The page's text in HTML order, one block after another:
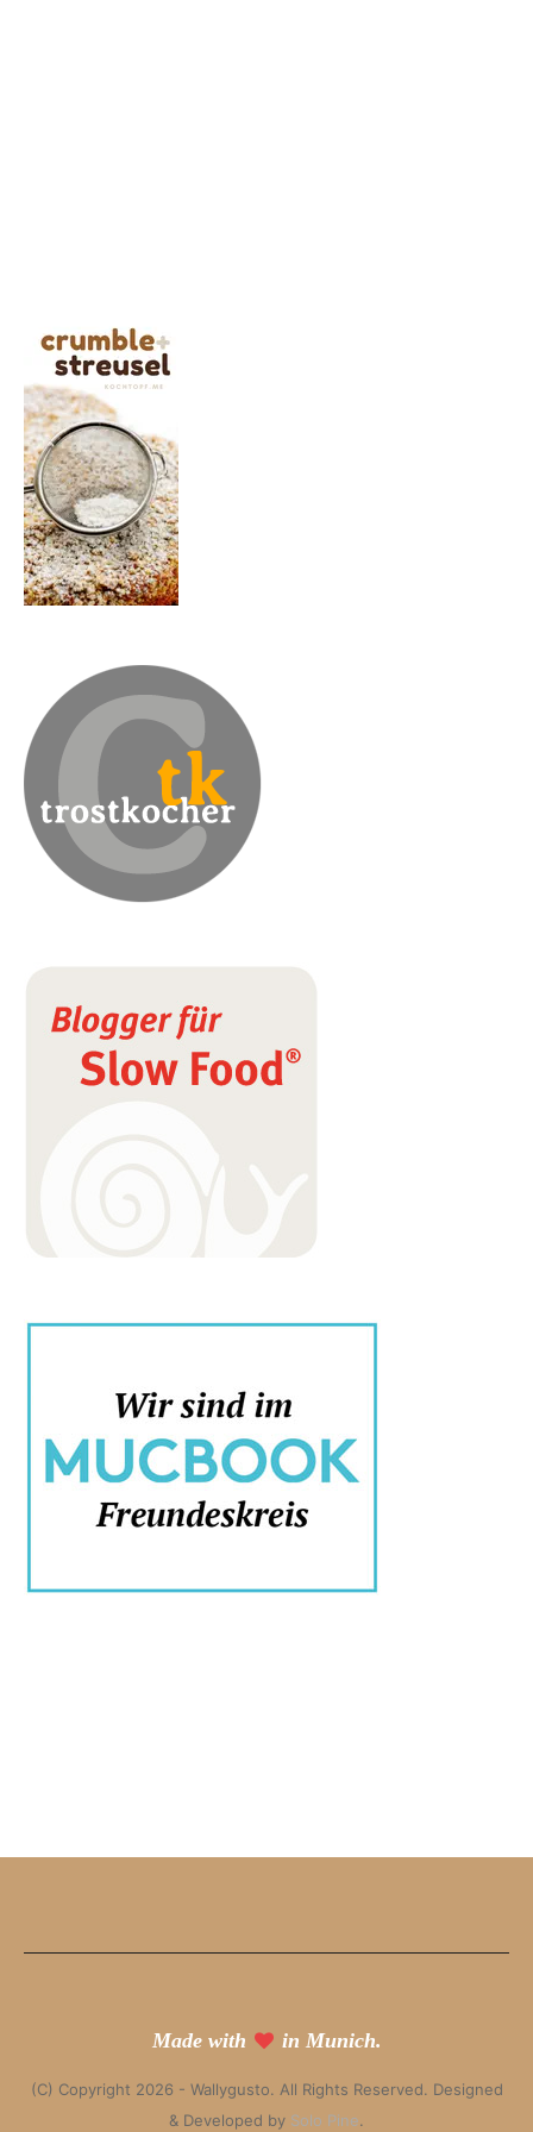
Made with in Munich.
(C) Copyright 2026 - Wallygusto. All Rights Reserved. Designed
& Developed by Solo Pine.